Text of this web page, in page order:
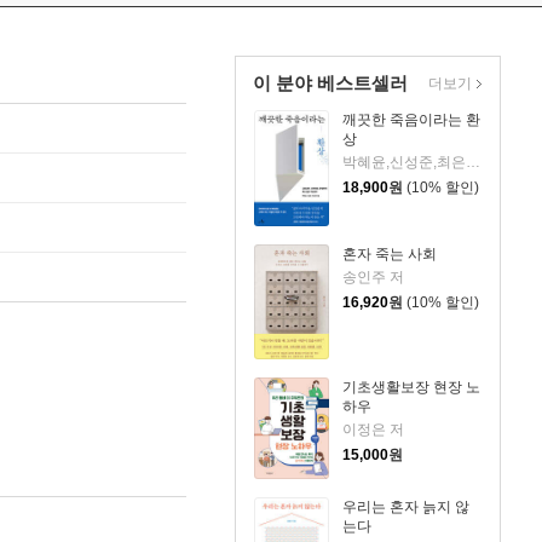
이 분야 베스트셀러
깨끗한 죽음이라는 환
상
박혜윤,신성준,최은경 저
18,900원 (10% 할인)
혼자 죽는 사회
송인주 저
16,920원 (10% 할인)
기초생활보장 현장 노
하우
이정은 저
15,000원
우리는 혼자 늙지 않
는다
더보기